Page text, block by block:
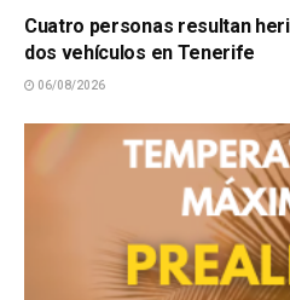
Cuatro personas resultan
dos vehículos en Tenerife
06/08/2026